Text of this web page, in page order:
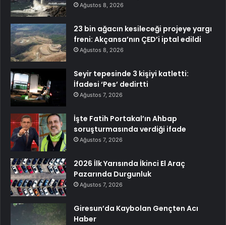
Ağustos 8, 2026
23 bin ağacın kesileceği projeye yargı
freni: Akçansa’nın ÇED’i iptal edildi
Ağustos 8, 2026
Seyir tepesinde 3 kişiyi katletti:
İfadesi ‘Pes’ dedirtti
Ağustos 7, 2026
İşte Fatih Portakal’ın Ahbap
soruşturmasında verdiği ifade
Ağustos 7, 2026
2026 İlk Yarısında İkinci El Araç
Pazarında Durgunluk
Ağustos 7, 2026
Giresun’da Kaybolan Gençten Acı
Haber